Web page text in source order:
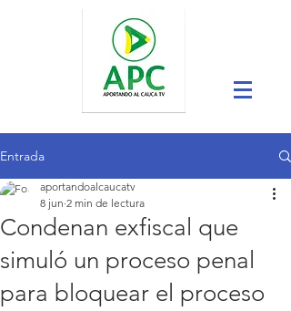
Entrada
Condenan exfiscal que
simuló un proceso penal
para bloquear el proceso
aportandoalcaucatv
8 jun 2 min de lectura